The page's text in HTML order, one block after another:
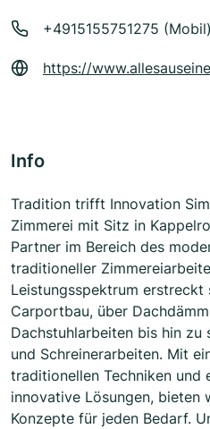
+4915155751275 (Mobil)
https://
Info
Tradition trifft Innovation
Zimmerei mit Sitz in
Partner im Bereich des
traditioneller
Leistungsspektrum
Carportbau, über
Dachstuhlarbeiten bis hin zu
und Schreinerarbeiten. Mit
traditionellen Techniken und
innovative Lösungen, bieten
Konzepte für jeden Bedarf.